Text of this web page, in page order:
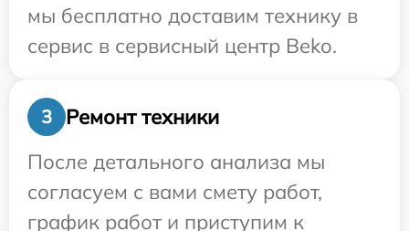
мы бесплатно доставим технику в
сервис в сервисный центр Beko.
3
Ремонт техники
После детального анализа мы
согласуем с вами смету работ,
график работ и приступим к